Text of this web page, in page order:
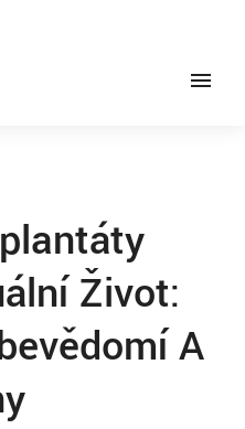
Život:
A